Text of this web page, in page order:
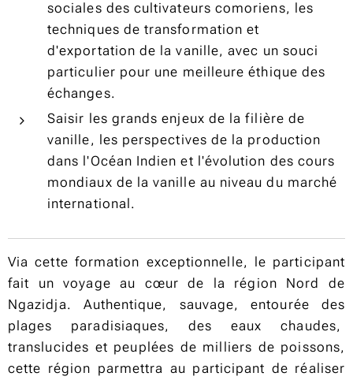
sociales des cultivateurs comoriens, les
techniques de transformation et
d'exportation de la vanille, avec un souci
particulier pour une meilleure éthique des
échanges.
Saisir les grands enjeux de la filière de
vanille, les perspectives de la production
dans l'Océan Indien et l'évolution des cours
mondiaux de la vanille au niveau du marché
international.
Via cette formation exceptionnelle, le participant
fait un voyage au cœur de la région Nord de
Ngazidja. Authentique, sauvage, entourée des
plages paradisiaques, des eaux chaudes,
translucides et peuplées de milliers de poissons,
cette région parmettra au participant de réaliser